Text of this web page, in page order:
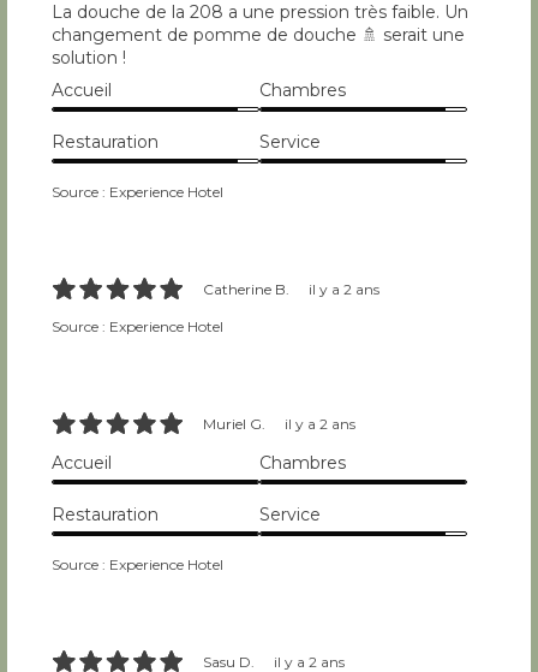
La douche de la 208 a une pression très faible. Un
changement de pomme de douche 🚿 serait une
solution !
Accueil
Chambres
Restauration
Service
Source : Experience Hotel
10/10 Catherine B. il y a 2 ans
Source : Experience Hotel
10/10 Muriel G. il y a 2 ans
Accueil
Chambres
Restauration
Service
Source : Experience Hotel
10/10 Sasu D. il y a 2 ans